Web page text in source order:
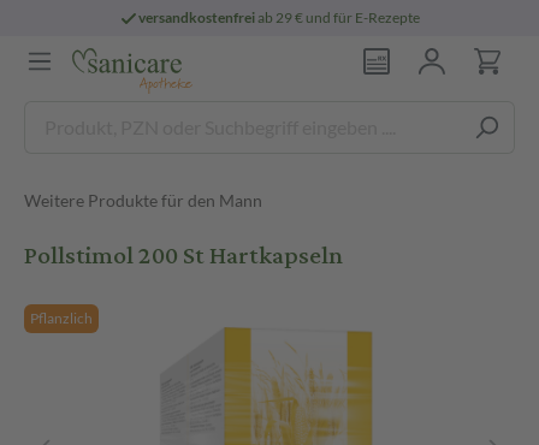
versandkostenfreiab 29 € und für E-Rezepte
Weitere Produkte für den Mann
Pollstimol 200 St Hartkapseln
Pflanzlich